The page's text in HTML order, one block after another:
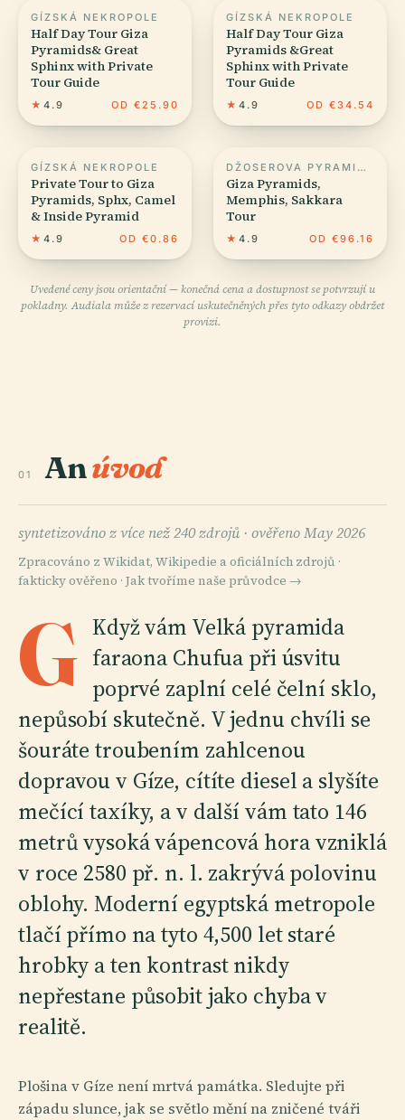
GÍZSKÁ NEKROPOLE
Half Day Tour Giza
Pyramids& Great
Sphinx with Private
Tour Guide
★ 4.9 OD €25.90
GÍZSKÁ NEKROPOLE
Half Day Tour Giza
Pyramids &Great
Sphinx with Private
Tour Guide
★ 4.9 OD €34.54
GÍZSKÁ NEKROPOLE
Private Tour to Giza
Pyramids, Sphx, Camel
& Inside Pyramid
★ 4.9 OD €0.86
DŽOSEROVA PYRAMIDA
Giza Pyramids,
Memphis, Sakkara
Tour
★ 4.9 OD €96.16
Uvedené ceny jsou orientační — konečná cena a dostupnost se potvrzují u
pokladny. Audiala může z rezervací uskutečněných přes tyto odkazy obdržet
provizi.
01 Anúvod
syntetizováno z více než 240 zdrojů · ověřeno May 2026
Zpracováno z Wikidat, Wikipedie a oficiálních zdrojů ·
fakticky ověřeno · Jak tvoříme naše průvodce →
G Když vám Velká pyramida
faraona Chufua při úsvitu
poprvé zaplní celé čelní sklo,
nepůsobí skutečně. V jednu chvíli se
šouráte troubením zahlcenou
dopravou v Gíze, cítíte diesel a slyšíte
mečící taxíky, a v další vám tato 146
metrů vysoká vápencová hora vzniklá
v roce 2580 př. n. l. zakrývá polovinu
oblohy. Moderní egyptská metropole
tlačí přímo na tyto 4,500 let staré
hrobky a ten kontrast nikdy
nepřestane působit jako chyba v
realitě.
Plošina v Gíze není mrtvá památka. Sledujte při
západu slunce, jak se světlo mění na zničené tváři